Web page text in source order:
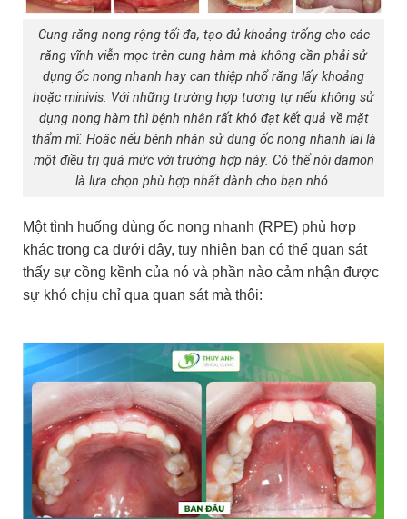
Cung răng nong rộng tối đa, tạo đủ khoảng trống cho các
răng vĩnh viễn mọc trên cung hàm mà không cần phải sử
dụng ốc nong nhanh hay can thiệp nhổ răng lấy khoảng
hoặc minivis. Với những trường hợp tương tự nếu không sử
dụng nong hàm thì bệnh nhân rất khó đạt kết quả về mặt
thẩm mĩ. Hoặc nếu bệnh nhân sử dụng ốc nong nhanh lại là
một điều trị quá mức với trường hợp này. Có thể nói damon
là lựa chọn phù hợp nhất dành cho bạn nhỏ.
Một tình huống dùng ốc nong nhanh (RPE) phù hợp
khác trong ca dưới đây, tuy nhiên bạn có thể quan sát
thấy sự cồng kềnh của nó và phần nào cảm nhận được
sự khó chịu chỉ qua quan sát mà thôi: